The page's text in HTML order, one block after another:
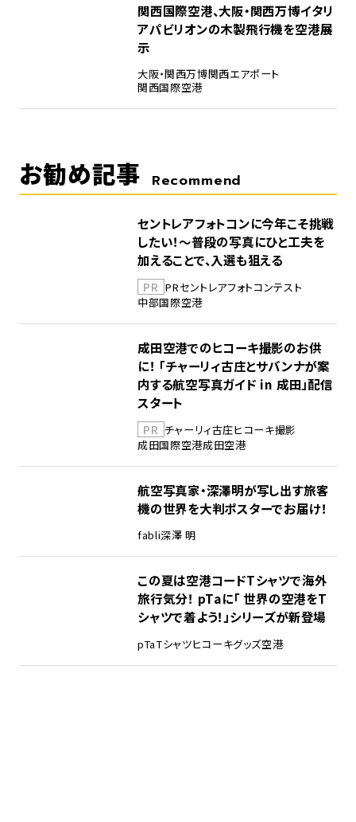
関西国際空港、大阪・関西万博イタリ
アパビリオンの木製飛行機を空港展
示
大阪・関西万博関西エアポート
関西国際空港
お勧め記事 Recommend
セントレアフォトコンに今年こそ挑戦
したい！～普段の写真にひと工夫を
加えることで、入選も狙える
PR PRセントレアフォトコンテスト
中部国際空港
成田空港でのヒコーキ撮影のお供
に！ 「チャーリィ古庄とサバンナが案
内する航空写真ガイド in 成田」配信
スタート
PR チャーリィ古庄ヒコーキ撮影
成田国際空港成田空港
航空写真家・深澤明が写し出す旅客
機の世界を大判ポスターでお届け！
fabli深澤 明
この夏は空港コードTシャツで海外
旅行気分！ pTaに「 世界の空港をT
シャツで着よう！」シリーズが新登場
pTaTシャツヒコーキグッズ空港